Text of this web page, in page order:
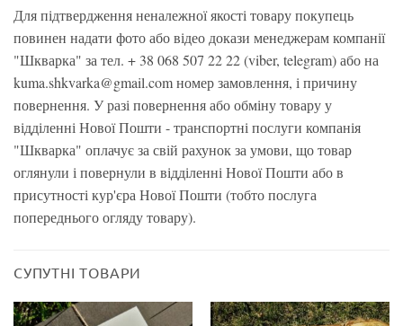
Для підтвердження неналежної якості товару покупець
повинен надати фото або відео докази менеджерам компанії
"Шкварка" за тел. + 38 068 507 22 22 (viber, telegram) або на
kuma.shkvarka@gmail.com номер замовлення, і причину
повернення. У разі повернення або обміну товару у
відділенні Нової Пошти - транспортні послуги компанія
"Шкварка" оплачує за свій рахунок за умови, що товар
оглянули і повернули в відділенні Нової Пошти або в
присутності кур'єра Нової Пошти (тобто послуга
попереднього огляду товару).
СУПУТНІ ТОВАРИ